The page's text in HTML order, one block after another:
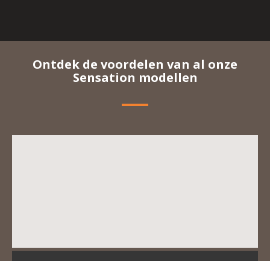
Ontdek de voordelen van al onze
Sensation modellen